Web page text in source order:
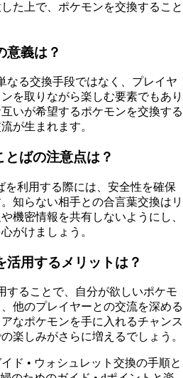
た上で、ポケモンを交換すること
意義は？
なる交換手段ではなく、プレイヤ
を取りながら楽しむ要素でもあり
いが希望するポケモンを交換する
が生まれます。
ばの注意点は？
を利用する際には、安全性を確保
知らない相手との合言葉交換はリ
機密情報を共有しないようにし、
がけましょう。
活用するメリットは？
することで、自分が欲しいポケモ
他のプレイヤーとの交流を深める
なポケモンを手に入れるチャンス
楽しみがさらに増えるでしょう。
ド • ウォシュレット交換の手順と